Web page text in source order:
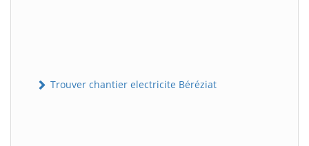
Trouver chantier electricite Béréziat